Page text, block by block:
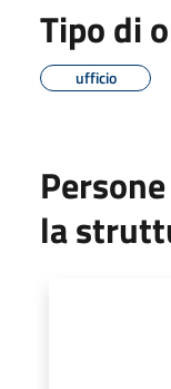
Tipo di
ufficio
la